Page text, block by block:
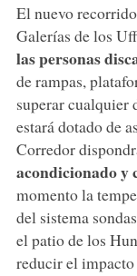
El nuevo
Galerías de los
las personas
de rampas,
superar cualquier
estará dotado de
Corredor
acondicionado y
momento la
del sistema
el patio de los
reducir el